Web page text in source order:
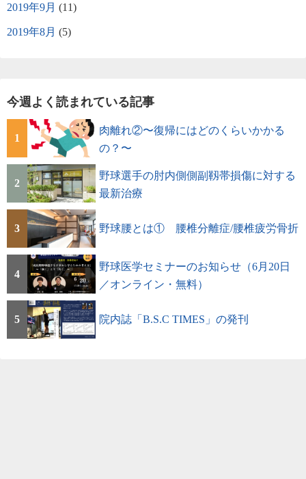
2019年9月 (11)
2019年8月 (5)
今週よく読まれている記事
1
肉離れ②〜復帰にはどのくらいかかる
の？〜
2
野球選手の肘内側側副靱帯損傷に対する
最新治療
3 野球腰とは① 腰椎分離症/腰椎疲労骨折
4
野球医学セミナーのお知らせ（6月20日
／オンライン・無料）
5 院内誌「B.S.C TIMES」の発刊